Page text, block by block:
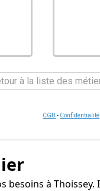
à la liste des
CGU - Confidentialité
à